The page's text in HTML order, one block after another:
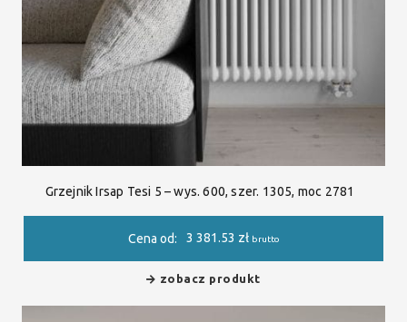
Grzejnik Irsap Tesi 5 – wys. 600, szer. 1305, moc 2781
Cena od: 3 381.53 zł brutto
zobacz produkt